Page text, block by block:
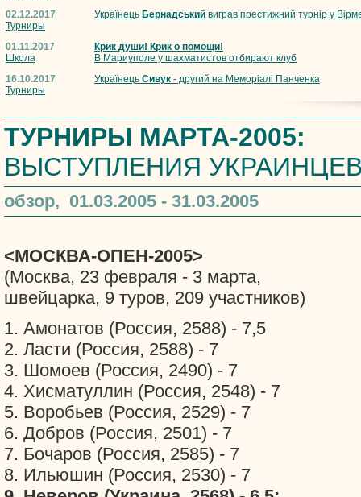
02.12.2017
Турниры
Українець Бернадський виграв престижний турнір у
01.11.2017
Школа
Крик души! Крик о помощи!
В Мариуполе у шахматистов отбирают клуб
16.10.2017
Турниры
Українець Сивук - другий на Меморіалі Панченка
ТУРНИРЫ МАРТА-2005:
ВЫСТУПЛЕНИЯ
обзор, 01.03.2005 - 31.03.2005
<МОСКВА-ОПЕН-2005>
(Москва, 23 февраля - 3 марта,
швейцарка, 9 туров, 209 участников)
1. Амонатов (Россия, 2588) - 7,5
2. Ласти (Россия, 2588) - 7
3. Шомоев (Россия, 2490) - 7
4. Хисматуллин (Россия, 2548) - 7
5. Воробьев (Россия, 2529) - 7
6. Добров (Россия, 2501) - 7
7. Бочаров (Россия, 2585) - 7
8. Ильюшин (Россия, 2530) - 7